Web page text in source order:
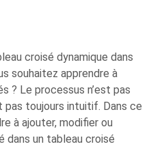
croisé dynamique dans
souhaitez apprendre à
? Le processus n’est pas
pas toujours intuitif. Dans ce
à ajouter, modifier ou
dans un tableau croisé